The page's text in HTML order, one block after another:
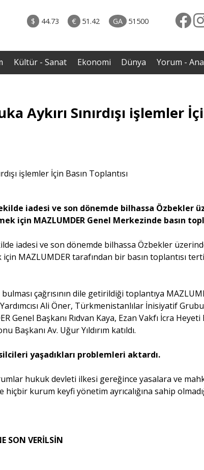
$ 44.73 € 51.42 GA 51500
imzayı attı!
yürürlüğe girdi
• Gannuşi'nin serbest
Kültür - Sanat Ekonomi Dünya Yorum -
Aykırı Sınırdışı işlemler
iadesi ve son dönemde bilhassa Özbekler
için MAZLUMDER Genel Merkezinde basın
iadesi ve son dönemde bilhassa Özbekler
MAZLUMDER tarafından bir basın toplantısı
çağrısının dile getirildiği toplantıya
Ali Öner, Türkmenistanlılar İnisiyatif
Genel Başkanı Rıdvan Kaya, Ezan Vakfı İcra Heyeti
Başkanı Av. Uğur Yıldırım katıldı.
yaşadıkları problemleri aktardı.
hukuk devleti ilkesi gereğince yasalara ve
kurum keyfi yönetim ayrıcalığına sahip
SON VERİLSİN